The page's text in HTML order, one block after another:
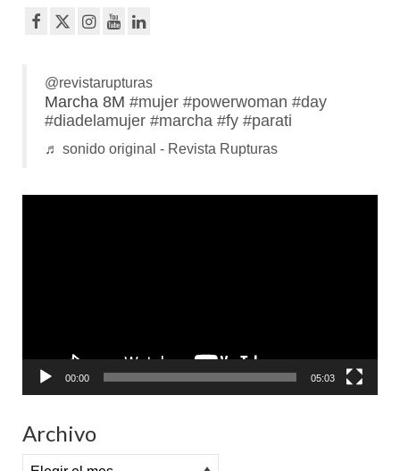
@revistarupturas
Marcha 8M #mujer #powerwoman #day
#diadelamujer #marcha #fy #parati
♬ sonido original - Revista Rupturas
00:00 05:03
Archivo
Archivo